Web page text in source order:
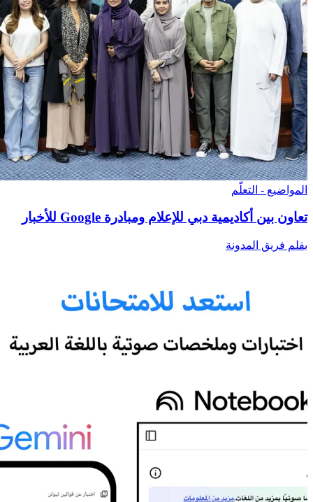
المواضيع - التعلّم
تعاون بين أكاديمية دبي للإعلام ومبادرة Google للأخبار
بقلم فريق المدونة